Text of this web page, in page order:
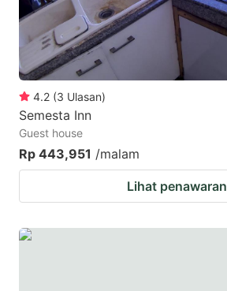
4.2 (3 Ulasan)
Semesta Inn
Guest house
Rp 443,951 /malam
Lihat penawaran